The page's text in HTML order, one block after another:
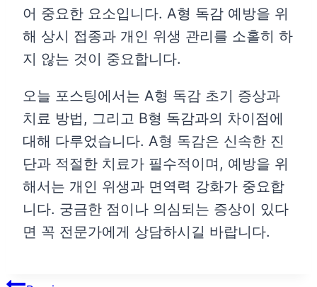
어 중요한 요소입니다. A형 독감 예방을 위
해 상시 접종과 개인 위생 관리를 소홀히 하
지 않는 것이 중요합니다.
오늘 포스팅에서는 A형 독감 초기 증상과
치료 방법, 그리고 B형 독감과의 차이점에
대해 다루었습니다. A형 독감은 신속한 진
단과 적절한 치료가 필수적이며, 예방을 위
해서는 개인 위생과 면역력 강화가 중요합
니다. 궁금한 점이나 의심되는 증상이 있다
면 꼭 전문가에게 상담하시길 바랍니다.